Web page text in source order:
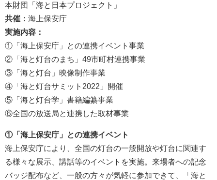
本財団「海と日本プロジェクト」
共催： 海上保安庁
実施内容：
①「海上保安庁」との連携イベント事業
②「海と灯台のまち」49市町村連携事業
③「海と灯台」映像制作事業
④「海と灯台サミット2022」開催
⑤「海と灯台学」書籍編纂事業
⑥全国の放送局と連携した取材事業
①「海上保安庁」との連携イベント
海上保安庁により、全国の灯台の一般開放や灯台に関連す
る様々な展示、講話等のイベントを実施。来場者への記念
バッジ配布など、一般の方々が気軽に参加できて、「海と